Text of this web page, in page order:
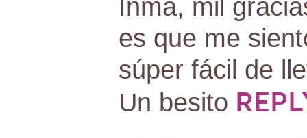
Inma, mil
es que me
súper fácil de
Un besito